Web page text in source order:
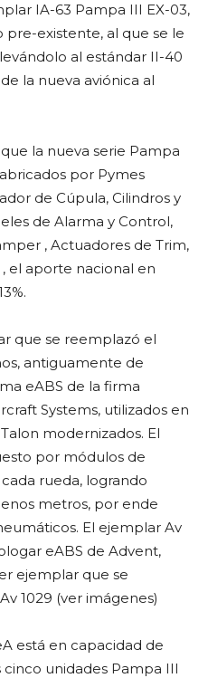
IA-63 Pampa III EX-03,
existente, al que se le
al estándar II-40
la nueva aviónica al
la nueva serie Pampa
por Pymes
de Cúpula, Cilindros y
de Alarma y Control,
, Actuadores de Trim,
el aporte nacional en
que se reemplazó el
antiguamente de
eABS de la firma
Systems, utilizados en
modernizados. El
por módulos de
rueda, logrando
metros, por ende
El ejemplar Av
eABS de Advent,
ejemplar que se
1029 (ver imágenes)
está en capacidad de
unidades Pampa III